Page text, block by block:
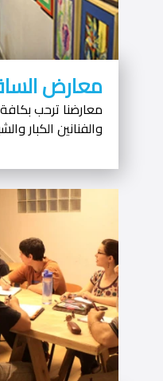
معارض
معارضنا ترحب
والفنانين الكبار